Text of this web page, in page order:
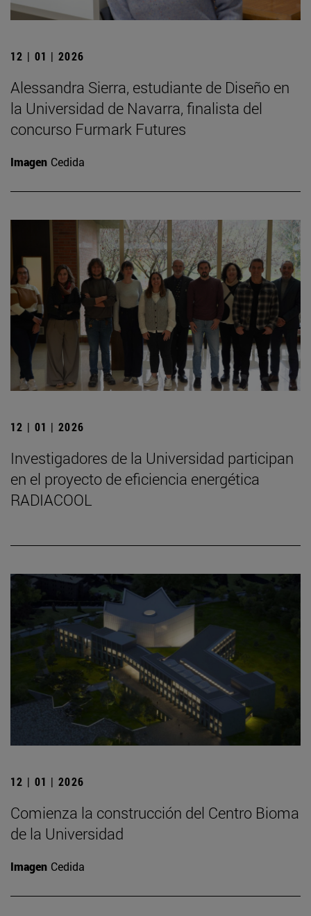
12 | 01 | 2026
Alessandra Sierra, estudiante de Diseño en
la Universidad de Navarra, finalista del
concurso Furmark Futures
Imagen Cedida
12 | 01 | 2026
Investigadores de la Universidad participan
en el proyecto de eficiencia energética
RADIACOOL
12 | 01 | 2026
Comienza la construcción del Centro Bioma
de la Universidad
Imagen Cedida